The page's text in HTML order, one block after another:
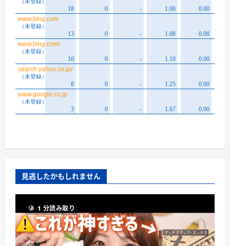
見逃したかもしれません
1 分読み取り